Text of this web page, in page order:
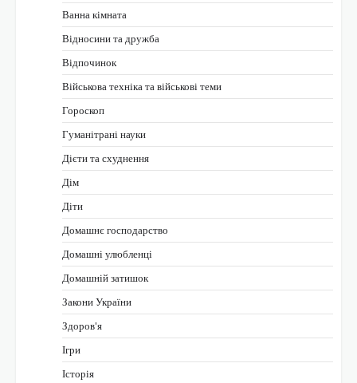
Ванна кімната
Відносини та дружба
Відпочинок
Військова техніка та військові теми
Гороскоп
Гуманітрані науки
Дієти та схуднення
Дім
Діти
Домашнє господарство
Домашні улюбленці
Домашній затишок
Закони України
Здоров'я
Ігри
Історія